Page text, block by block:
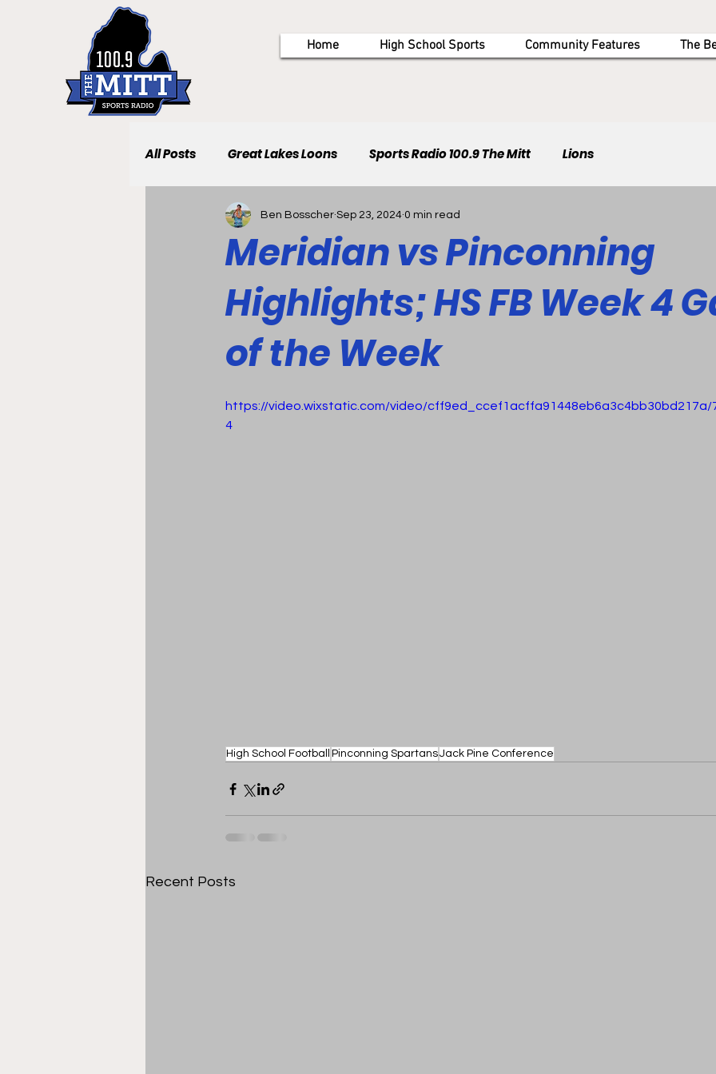
Home High School Sports Community Features The
All Posts Great Lakes Loons Sports Radio 100.9 The Mitt Lions
Meridian vs Pinconning
Highlights; HS FB Week 4
of the Week
Ben Bosscher Sep 23, 2024 0 min read
https://video.wixstatic.com/video/cff9ed_ccef1acffa91448eb6a3c4bb30bd217a/
4
High School Football Pinconning SpartansJack Pine Conference
Recent Posts